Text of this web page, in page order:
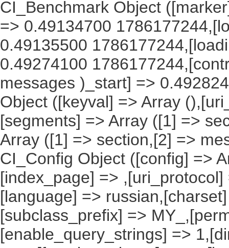
CI_Benchmark Object
=> 0.49134700
0.49135500
0.49274100
messages )_start] =>
Object ([keyval] => Array
[segments] => Array ([1] =>
Array ([1] => section,[2] =>
CI_Config Object ([config] =>
[index_page] =>
[language] =>
[subclass_prefix] =>
[enable_query_strings] =>